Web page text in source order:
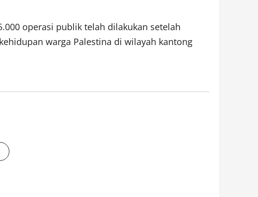
operasi publik telah dilakukan setelah
warga Palestina di wilayah kantong